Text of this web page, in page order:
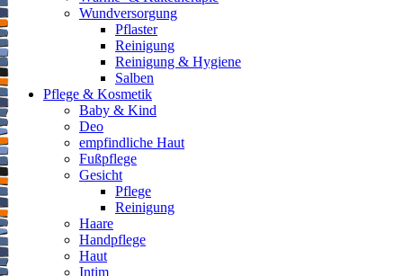
Wundversorgung
Pflaster
Reinigung
Reinigung & Hygiene
Salben
Pflege & Kosmetik
Baby & Kind
Deo
empfindliche Haut
Fußpflege
Gesicht
Pflege
Reinigung
Haare
Handpflege
Haut
Intim